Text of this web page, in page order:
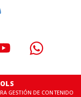
GESTIÓN DE CONTENIDO